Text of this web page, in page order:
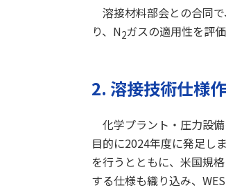
溶接材料部会との合同
り、N2ガスの適用性を評
2. 溶接技術仕様
化学プラント・圧力設
目的に2024年度に発足し
を行うとともに、米国規
する仕様も織り込み、